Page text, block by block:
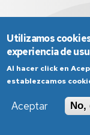
Aviso Legal
Política de
Utilizamos
experiencia de
Al hacer click en
establezcamos
Aceptar
No,